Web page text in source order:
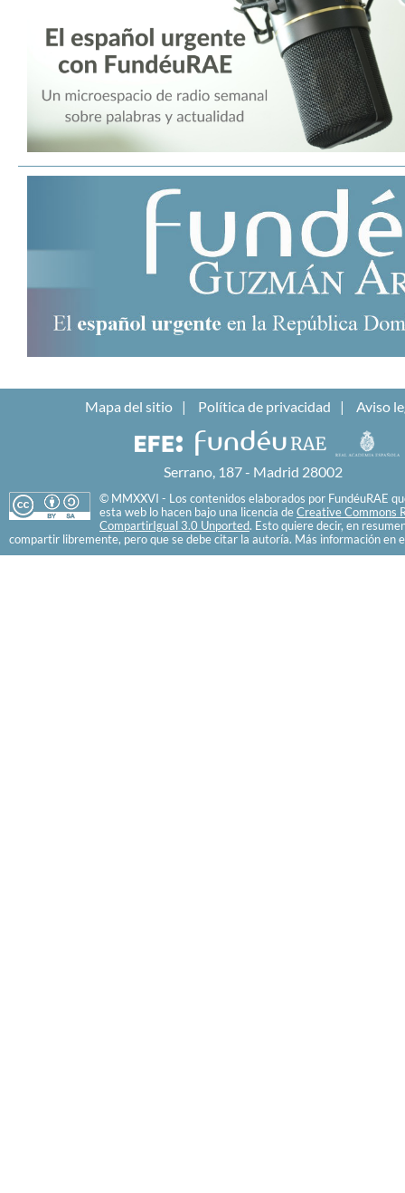
Mapa del sitio Política de privacidad Aviso
Serrano, 187 - Madrid 28002
© MMXXVI - Los contenidos elaborados por FundéuRAE
esta web lo hacen bajo una licencia de Creative Commons
CompartirIgual 3.0 Unported. Esto quiere decir, en
compartir libremente, pero que se debe citar la autoría. Más información en